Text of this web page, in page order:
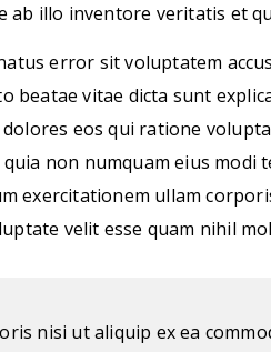
ab illo inventore veritatis et
error sit voluptatem
beatae vitae dicta sunt
eos qui ratione
non numquam eius
exercitationem ullam
velit esse quam nihil
nisi ut aliquip ex ea